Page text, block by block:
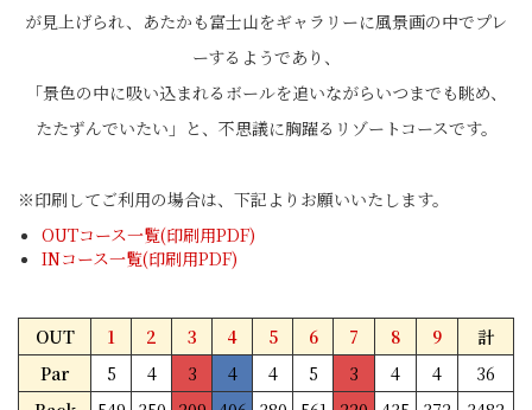
が見上げられ、あたかも富士山をギャラリーに風景画の中でプレ
ーするようであり、
「景色の中に吸い込まれるボールを追いながらいつまでも眺め、
たたずんでいたい」と、不思議に胸躍るリゾートコースです。
※印刷してご利用の場合は、下記よりお願いいたします。
OUTコース一覧(印刷用PDF)
INコース一覧(印刷用PDF)
OUT 1 2 3 4 5 6 7 8 9
計
Par
5 4 3 4 4 5 3 4 4
36